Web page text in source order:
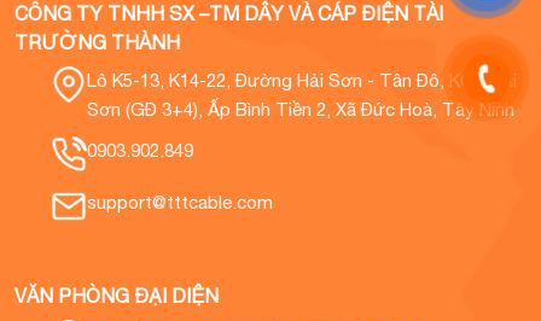
CÔNG TY TNHH SX –TM DÂY VÀ CÁP ĐIỆN TÀI
TRƯỜNG THÀNH
Lô K5-13, K14-22, Đường Hải Sơn - Tân Đô, KCN Hải
Sơn (GĐ 3+4), Ấp Bình Tiền 2, Xã Đức Hoà, Tây Ninh
0903.902.849
support@tttcable.com
VĂN PHÒNG ĐẠI DIỆN